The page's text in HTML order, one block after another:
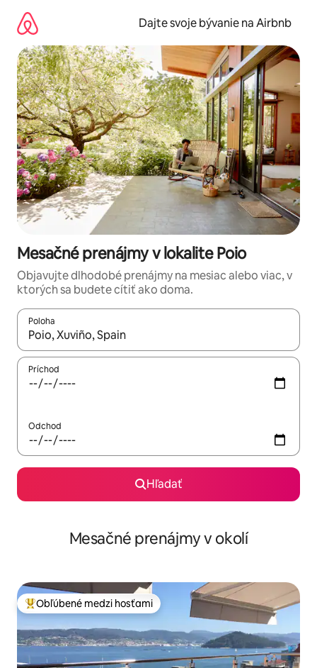
obsah.
Dajte svoje bývanie na Airbnb
Mesačné prenájmy v lokalite Poio
Objavujte dlhodobé prenájmy na mesiac alebo viac, v
ktorých sa budete cítiť ako doma.
Poloha
Keď budú výsledky k dispozícii, môžete si ich prechádzať
Príchod
Odchod
Hľadať
Mesačné prenájmy v okolí
Najobľúbenejšie medzi hosťami
Obľúbené medzi hosťami